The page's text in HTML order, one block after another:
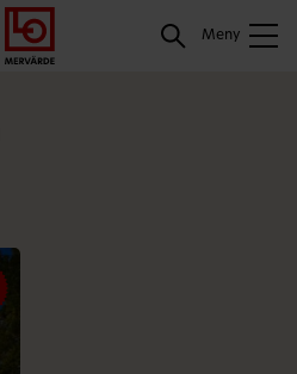
Gå
till
meny
Logga
in
Hoppa
till
innehåll
Meny
Sök